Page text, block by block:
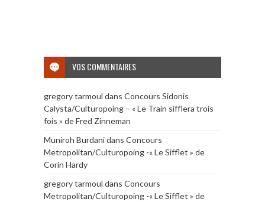
VOS COMMENTAIRES
gregory tarmoul dans Concours Sidonis
Calysta/Culturopoing – « Le Train sifflera trois
fois » de Fred Zinneman
Muniroh Burdanidans Concours
Metropolitan/Culturopoing -« Le Sifflet » de
Corin Hardy
gregory tarmoul dans Concours
Metropolitan/Culturopoing -« Le Sifflet » de